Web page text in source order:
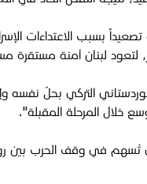
بسبب الاعتداءات
لتعود لبنان آمنة مستقرة
التركي بحلّ
خلال المرحلة المقبلة".
تُسهم في وقف الحرب بين